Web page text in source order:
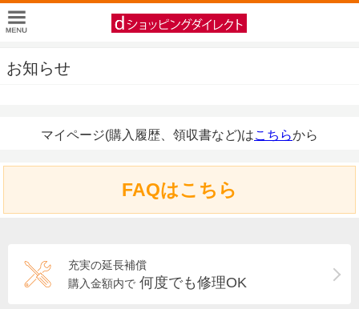
お知らせ
マイページ(購入履歴、領収書など)はこちらから
FAQはこちら
充実の延長補償
購入金額内で 何度でも修理OK